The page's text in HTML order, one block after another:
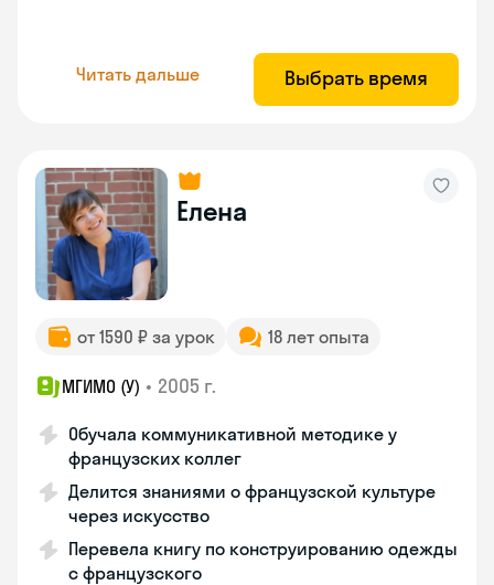
Читать дальше Выбрать время
Елена
от 1590 ₽ за урок 18 лет опыта
МГИМО (У) • 2005 г.
Обучала коммуникативной методике у
французских коллег
Делится знаниями о французской культуре
через искусство
Перевела книгу по конструированию одежды
с французского